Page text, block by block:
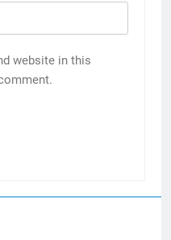
website in this